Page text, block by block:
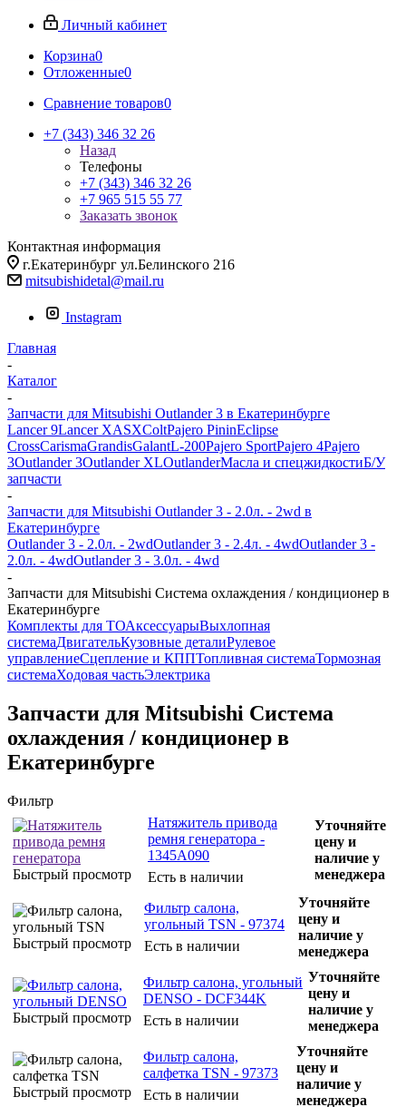
Личный кабинет
Корзина0
Отложенные0
Сравнение товаров0
+7 (343) 346 32 26
Назад
Телефоны
+7 (343) 346 32 26
+7 965 515 55 77
Заказать звонок
Контактная информация
г.Екатеринбург ул.Белинского 216
mitsubishidetal@mail.ru
Instagram
Главная
-
Каталог
-
Запчасти для Mitsubishi Outlander 3 в Екатеринбурге
Lancer 9Lancer XASXColtPajero PininEclipse
CrossCarismaGrandisGalantL-200Pajero SportPajero 4Pajero
3Outlander 3Outlander XLOutlanderМасла и спецжидкостиБ/У
запчасти
-
Запчасти для Mitsubishi Outlander 3 - 2.0л. - 2wd в
Екатеринбурге
Outlander 3 - 2.0л. - 2wdOutlander 3 - 2.4л. - 4wdOutlander 3 -
2.0л. - 4wdOutlander 3 - 3.0л. - 4wd
-
Запчасти для Mitsubishi Система охлаждения / кондиционер в
Екатеринбурге
Комплекты для ТОАксессуарыВыхлопная
системаДвигательКузовные деталиРулевое
управлениеСцепление и КППТопливная системаТормозная
системаХодовая частьЭлектрика
Запчасти для Mitsubishi Система
охлаждения / кондиционер в
Екатеринбурге
Фильтр
Быстрый просмотр
Натяжитель привода
ремня генератора -
1345A090
Есть в наличии
Уточняйте
цену и
наличие у
менеджера
Быстрый просмотр
Фильтр салона,
угольный TSN - 97374
Есть в наличии
Уточняйте
цену и
наличие у
менеджера
Быстрый просмотр
Фильтр салона, угольный
DENSO - DCF344K
Есть в наличии
Уточняйте
цену и
наличие у
менеджера
Быстрый просмотр
Фильтр салона,
салфетка TSN - 97373
Есть в наличии
Уточняйте
цену и
наличие у
менеджера